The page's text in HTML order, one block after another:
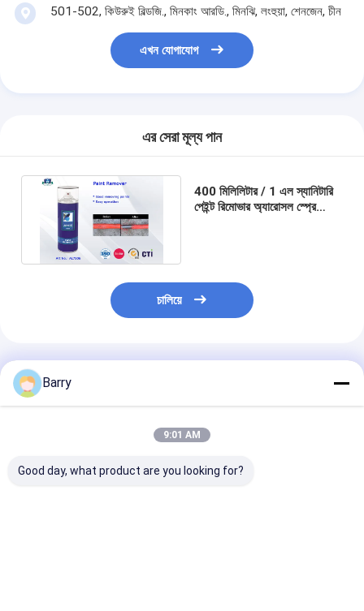
501-502, কিউরুই বিল্ডজি., মিনকাং আরডি., মিনঝি, লংহুয়া, শেনজেন, চীন
এখন যোগাযোগ
এর সেরা মূল্য পান
400 মিলিলিটার / 1 এল স্যানিটারি
পেইন্ট রিমোভার অ্যারোসল স্প্রে
চালিয়ে
প্রস্তাবিত পণ্য
Barry
9:01 AM
Good day, what product are you looking for?